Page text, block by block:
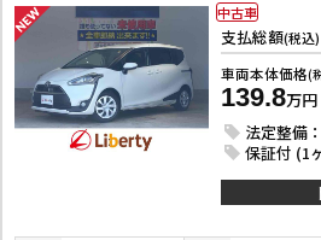
支払総額(税込)
車両本体価格(
139.8万円
法定整備
保証付 (1
中古車